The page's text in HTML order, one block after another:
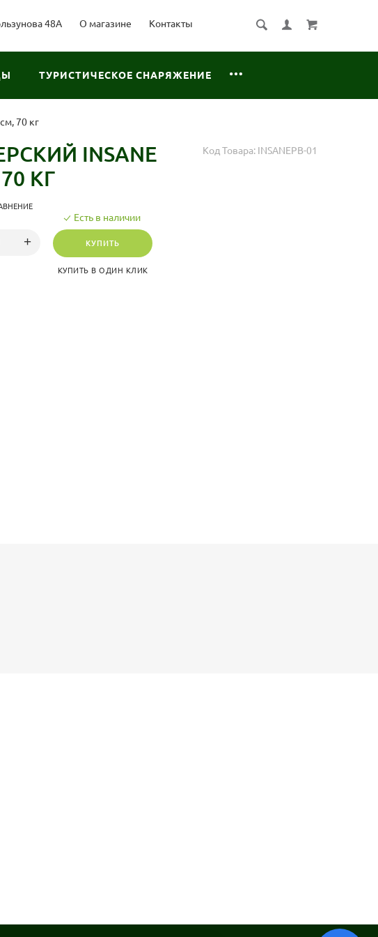
48А О магазине Контакты
ТУРИСТИЧЕСКОЕ СНАРЯЖЕНИЕ
70 кг
Код Товара: INSANEPB-01
INSANE
КГ
Есть в наличии
КУПИТЬ
КУПИТЬ В ОДИН КЛИК